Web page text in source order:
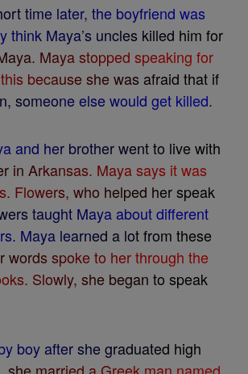
orttime later, the boyfriend was
ythink Maya’s uncles killed him for
aya. Mayastopped speaking for
this becauseshewas afraid that if
n, someoneelsewould get killed.
aand her brotherwentto livewith
r in Arkansas. Mayasays itwas
s. Flowers, who helped herspeak
ers taught Mayaaboutdiferent
rs. Maya learned a lotfrom these
rwords spoketo herthrough the
oks. Slowly, she began to speak
y boyaftershegraduated high